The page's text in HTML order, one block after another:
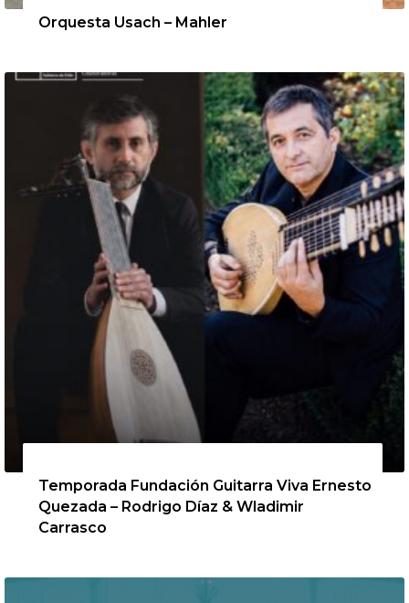
Orquesta Usach – Mahler
Temporada Fundación Guitarra Viva Ernesto
Quezada – Rodrigo Díaz & Wladimir
Carrasco